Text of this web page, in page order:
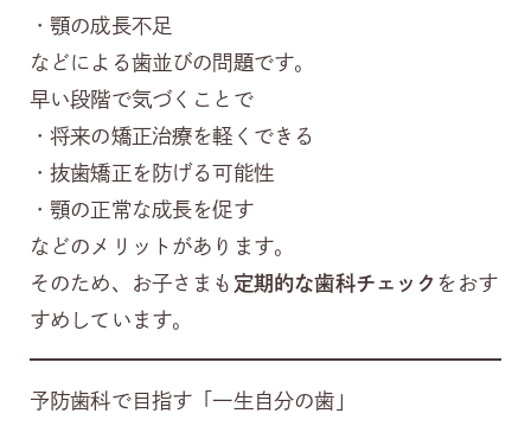
・顎の成長不足
などによる歯並びの問題です。
早い段階で気づくことで
・将来の矯正治療を軽くできる
・抜歯矯正を防げる可能性
・顎の正常な成長を促す
などのメリットがあります。
そのため、お子さまも 定期的な歯科チェック をおす
すめしています。
予防歯科で目指す「一生自分の歯」